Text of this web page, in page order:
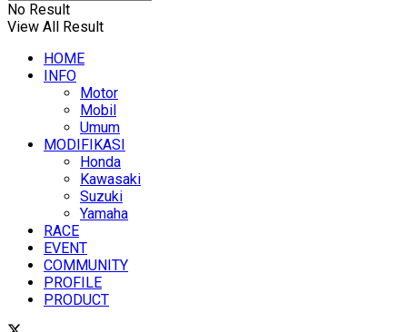
No Result
View All Result
HOME
INFO
Motor
Mobil
Umum
MODIFIKASI
Honda
Kawasaki
Suzuki
Yamaha
RACE
EVENT
COMMUNITY
PROFILE
PRODUCT